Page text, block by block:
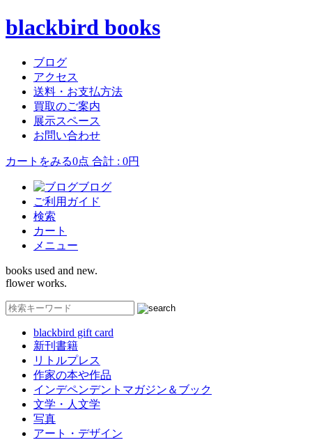
blackbird books
ブログ
アクセス
送料・お支払方法
買取のご案内
展示スペース
お問い合わせ
カートをみる0点 合計 : 0円
ブログ
ご利用ガイド
検索
カート
メニュー
books used and new.
flower works.
blackbird gift card
新刊書籍
リトルプレス
作家の本や作品
インデペンデントマガジン＆ブック
文学・人文学
写真
アート・デザイン